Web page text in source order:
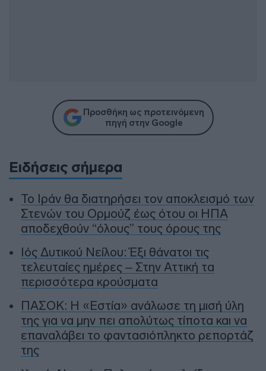
Προσθήκη ως προτεινόμενη
πηγή στην Google
Ειδήσεις σήμερα
To Ιράν θα διατηρήσει τον αποκλεισμό των
Στενών του Ορμούζ έως ότου οι ΗΠΑ
αποδεχθούν “όλους” τους όρους της
Ιός Δυτικού Νείλου: Έξι θάνατοι τις
τελευταίες ημέρες – Στην Αττική τα
περισσότερα κρούσματα
ΠΑΣΟΚ: Η «Εστία» ανάλωσε τη μισή ύλη
της για να μην πει απολύτως τίποτα και να
επαναλάβει το φαντασιόπληκτο ρεπορτάζ
της